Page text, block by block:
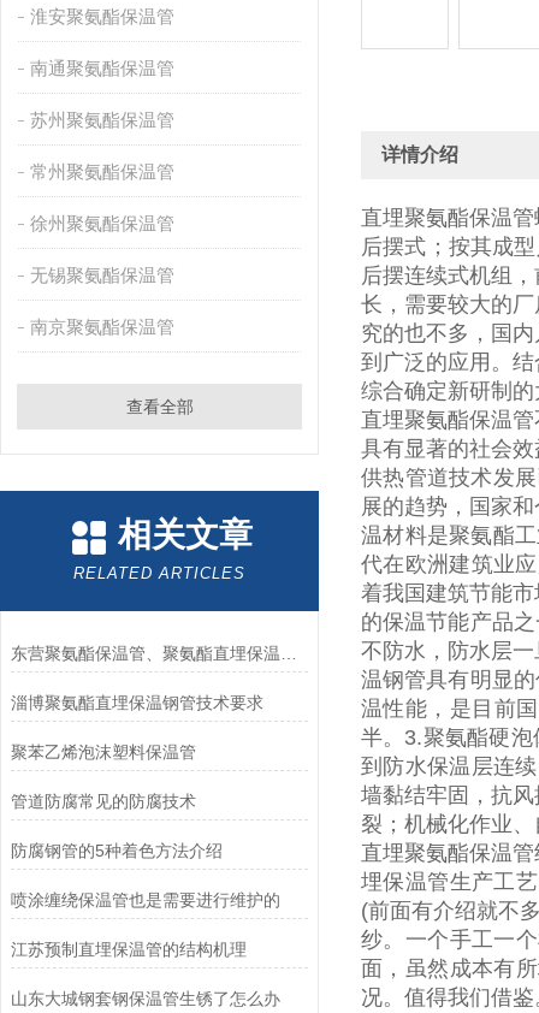
淮安聚氨酯保温管
南通聚氨酯保温管
苏州聚氨酯保温管
常州聚氨酯保温管
徐州聚氨酯保温管
无锡聚氨酯保温管
南京聚氨酯保温管
查看全部
相关文章
RELATED ARTICLES
淄博聚氨酯直埋保温钢管技术要求
聚苯乙烯泡沫塑料保温管
管道防腐常见的防腐技术
防腐钢管的5种着色方法介绍
喷涂缠绕保温管也是需要进行维护的
江苏预制直埋保温管的结构机理
山东大城钢套钢保温管生锈了怎么办
详情介绍
直埋聚氨酯保温
后摆式；按其成
后摆连续式机组
长，需要较大的
究的也不多，国
到广泛的应用。
综合确定新研制
直埋聚氨酯保温
具有显著的社会
供热管道技术发
展的趋势，国家
温材料是聚氨酯
代在欧洲建筑业
着我国建筑节能
的保温节能产品
不防水，防水层
温钢管具有明显
温性能，是目前
半。 3.聚氨酯硬
到防水保温层连
墙黏结牢固，抗风
裂；机械化作业
直埋聚氨酯保温
埋保温管生产工
(前面有介绍就不
纱。一个手工一
面，虽然成本有
况。值得我们借